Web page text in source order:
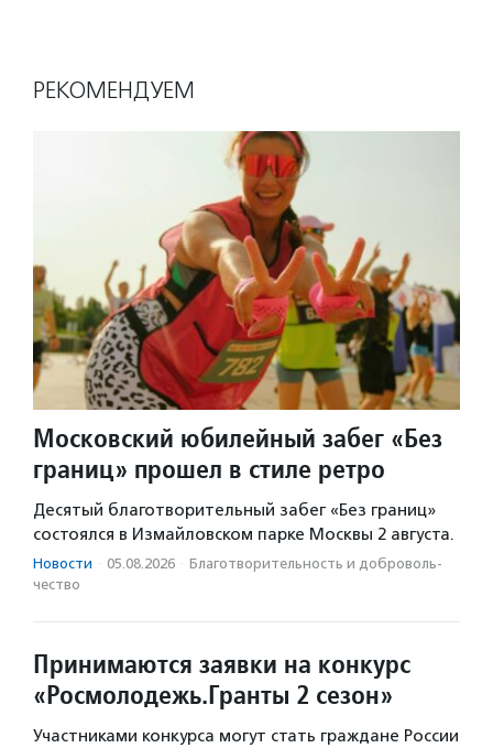
РЕКОМЕНДУЕМ
Московский юбилейный забег «Без
границ» прошел в стиле ретро
Десятый благотворительный забег «Без границ»
состоялся в Измайловском парке Москвы 2 августа.
Новости · 05.08.2026 · Благотвори­тель­ность и доброволь­
чест­во
Принимаются заявки на конкурс
«Росмолодежь.Гранты 2 сезон»
Участниками конкурса могут стать граждане России